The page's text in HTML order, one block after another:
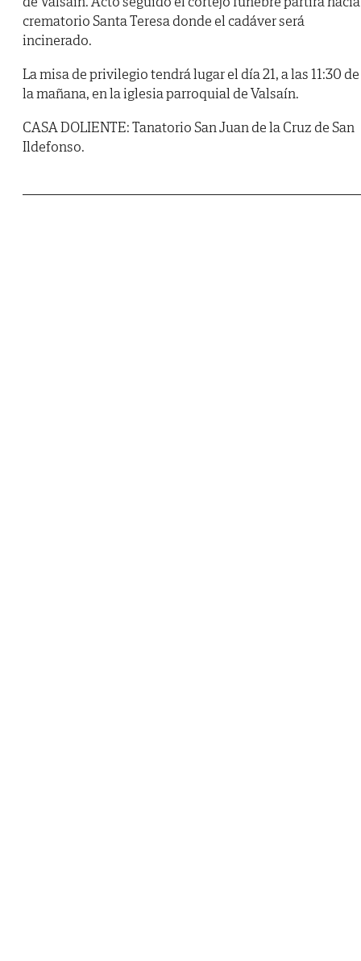
crematorio Santa Teresa donde el cadáver será
incinerado.
La misa de privilegio tendrá lugar el día 21, a las 11:30 de
la mañana, en la iglesia parroquial de Valsaín.
CASA DOLIENTE: Tanatorio San Juan de la Cruz de San
Ildefonso.